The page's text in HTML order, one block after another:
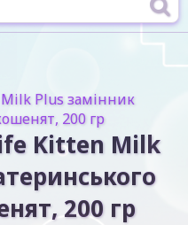
Plus замінник
200 гр
Kitten Milk
200 гр